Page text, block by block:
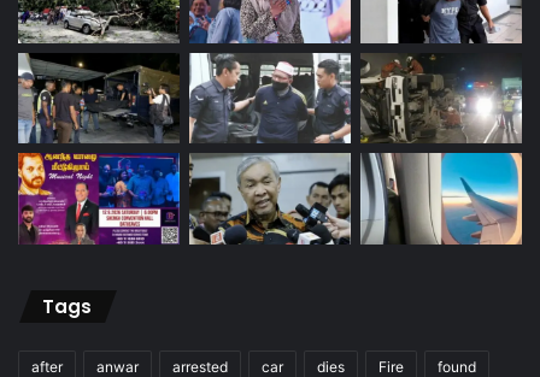
Tags
after anwar arrested car dies Fire found